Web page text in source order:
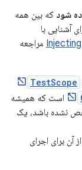
شود که بین همه
آشنایی با
مراجعه
TestScope
است که همیشه
نشده باشد، یک
آن برای اجرای